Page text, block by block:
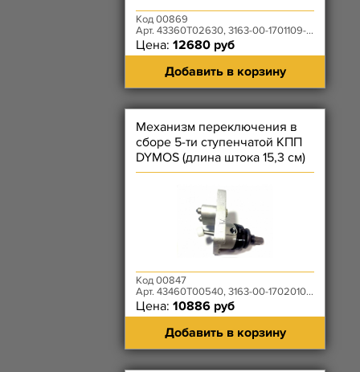
Код 00869
Арт. 43360T02630, 3163-00-1701109-00
Цена: 12680 руб
Добавить в корзину
Механизм переключения в
сборе 5-ти ступенчатой КПП
DYMOS (длина штока 15,3 см)
Код 00847
Арт. 43460T00540, 3163-00-1702010-00
Цена: 10886 руб
Добавить в корзину